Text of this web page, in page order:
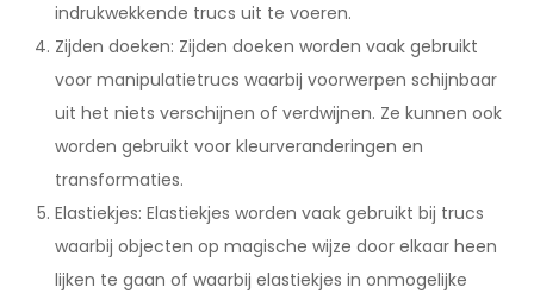
indrukwekkende trucs uit te voeren.
Zijden doeken: Zijden doeken worden vaak gebruikt
voor manipulatietrucs waarbij voorwerpen schijnbaar
uit het niets verschijnen of verdwijnen. Ze kunnen ook
worden gebruikt voor kleurveranderingen en
transformaties.
Elastiekjes: Elastiekjes worden vaak gebruikt bij trucs
waarbij objecten op magische wijze door elkaar heen
lijken te gaan of waarbij elastiekjes in onmogelijke